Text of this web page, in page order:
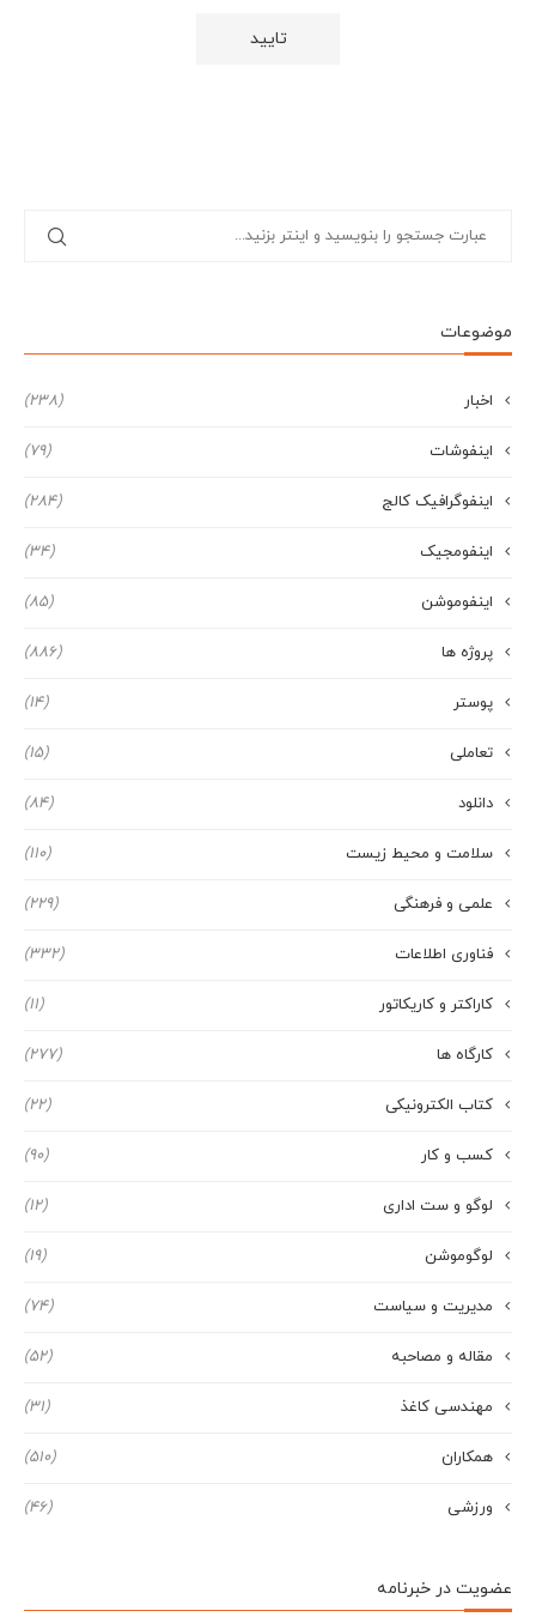
موضوعات
اخبار (238)
اینفوشات (79)
اینفوگرافیک کالج (284)
اینفومجیک (34)
اینفوموشن (85)
پروژه ها (886)
پوستر (14)
تعاملی (15)
دانلود (84)
سلامت و محیط زیست (110)
علمی و فرهنگی (229)
فناوری اطلاعات (332)
کاراکتر و کاریکاتور (11)
کارگاه ها (277)
کتاب الکترونیکی (22)
کسب و کار (90)
لوگو و ست اداری (12)
لوگوموشن (19)
مدیریت و سیاست (74)
مقاله و مصاحبه (52)
مهندسی کاغذ (31)
همکاران (510)
ورزشی (46)
عضویت در خبرنامه